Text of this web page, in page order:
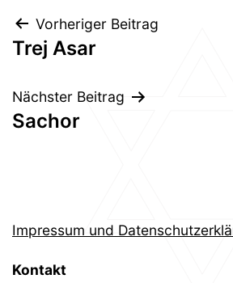
Vorheriger Beitrag
Trej Asar
Nächster Beitrag
Sachor
Impressum und
Kontakt